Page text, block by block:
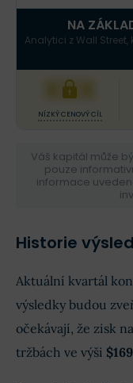
NA
Analytici z Wall
XXX
NÍZKÝ CENOVÝ CÍL
Váš kapitál může
pouze
informace
Historie
Aktuální kvartál
výsledky budou
očekávají, že zisk
tržbách ve výši